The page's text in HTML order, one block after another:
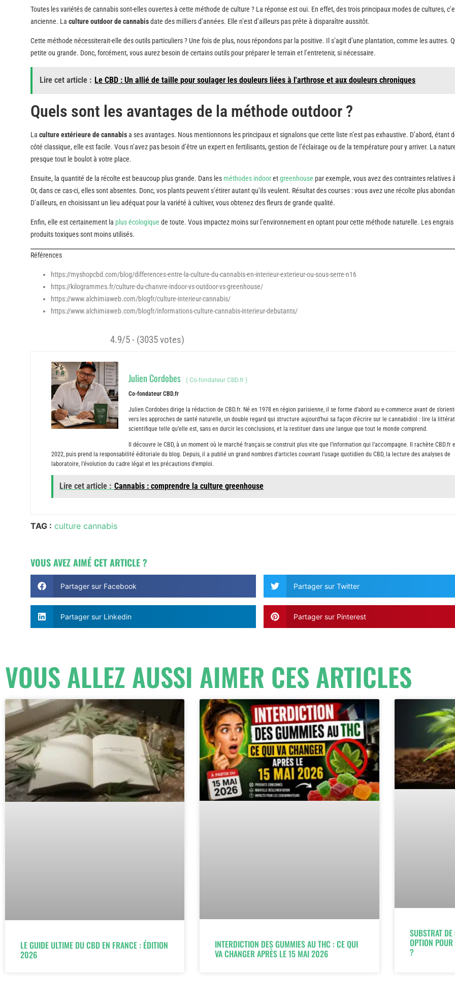
Toutes les variétés de cannabis sont-elles ouvertes à cette méthode de culture ? La réponse est oui. En effet, des trois principaux modes de cultures,
ancienne. La culture outdoor de cannabisdate des milliers d’années. Elle n’est d’ailleurs pas prête à disparaître aussitôt.
Cette méthode nécessiterait-elle des outils particuliers ? Une fois de plus, nous répondons par la positive. Il s’agit d’une plantation, comme les autres.
petite ou grande. Donc, forcément, vous aurez besoin de certains outils pour préparer le terrain et l’entretenir, si nécessaire.
Lire cet article : Le CBD : Un allié de taille pour soulager les douleurs liées à l'arthrose et aux douleurs chroniques
Quels sont les avantages de la méthode outdoor ?
La culture extérieure de cannabisa ses avantages. Nous mentionnons les principaux et signalons que cette liste n’est pas exhaustive. D’abord, étant
côté classique, elle est facile. Vous n’avez pas besoin d’être un expert en fertilisants, gestion de l’éclairage ou de la température pour y arriver. La
presque tout le boulot à votre place.
Ensuite, la quantité de la récolte est beaucoup plus grande. Dans les méthodes indooretgreenhouse par exemple, vous avez des contraintes relatives
Or, dans ce cas-ci, elles sont absentes. Donc, vos plants peuvent s’étirer autant qu’ils veulent. Résultat des courses : vous avez une récolte plus
D’ailleurs, en choisissant un lieu adéquat pour la variété à cultiver, vous obtenez des fleurs de grande qualité.
Enfin, elle est certainement la plus écologique de toute. Vous impactez moins sur l’environnement en optant pour cette méthode naturelle. Les
produits toxiques sont moins utilisés.
Références
https://myshopcbd.com/blog/differences-entre-la-culture-du-cannabis-en-interieur-exterieur-ou-sous-serre-n16
https://kilogrammes.fr/culture-du-chanvre-indoor-vs-outdoor-vs-greenhouse/
https://www.alchimiaweb.com/blogfr/culture-interieur-cannabis/
https://www.alchimiaweb.com/blogfr/informations-culture-cannabis-interieur-debutants/
4.9/5 - (3035 votes)
Julien Cordobes ( Co-fondateur CBD.fr )
Co-fondateur CBD.fr
Julien Cordobes dirige la rédaction de CBD.fr. Né en 1978 en région parisienne, il se forme d’abord au e-commerce avant de
vers les approches de santé naturelle, un double regard qui structure aujourd’hui sa façon d’écrire sur le cannabidiol : lire la
scientifique telle qu’elle est, sans en durcir les conclusions, et la restituer dans une langue que tout le monde comprend.
Il découvre le CBD, à un moment où le marché français se construit plus vite que l’information qui l’accompagne. Il rachète CBD.fr
2022, puis prend la responsabilité éditoriale du blog. Depuis, il a publié un grand nombres d’articles couvrant l’usage quotidien du CBD, la lecture des analyses de
laboratoire, l’évolution du cadre légal et les précautions d’emploi.
Lire cet article : Cannabis : comprendre la culture greenhouse
TAG : culture cannabis
VOUS AVEZ AIMÉ CET ARTICLE ?
Partager sur Facebook Partager sur Twitter
Partager sur Linkedin Partager sur Pinterest
VOUS ALLEZ AUSSI AIMER CES ARTICLES
LE GUIDE ULTIME DU CBD EN FRANCE : ÉDITION
2026
INTERDICTION DES GUMMIES AU THC : CE QUI
VA CHANGER APRÈS LE 15 MAI 2026
SUBSTRAT
OPTION
?